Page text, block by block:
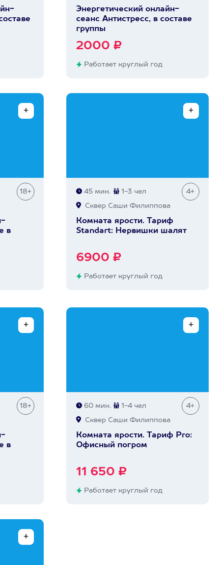
Энергетический онлайн-
сеанс Антистресс, в составе
группы
2000 ₽
Работает круглый год
18+
в
45 мин. 1-3 чел 4+
Сквер Саши Филиппова
Комната ярости. Тариф
Standart: Нервишки шалят
6900 ₽
Работает круглый год
18+
в
60 мин. 1-4 чел 4+
Сквер Саши Филиппова
Комната ярости. Тариф Pro:
Офисный погром
11 650 ₽
Работает круглый год